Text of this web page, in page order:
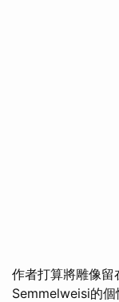
作者打算將雕像
Semmelweisi的個